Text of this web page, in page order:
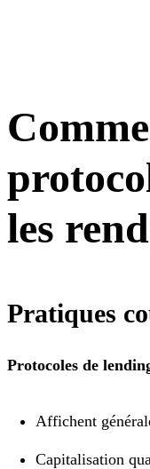
les
Pratiques
Protocoles de
Affichent
Capitalisation